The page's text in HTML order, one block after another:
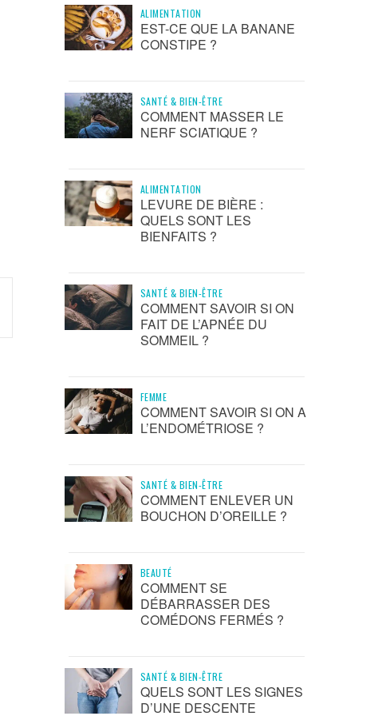
ALIMENTATION
EST-CE QUE LA BANANE
CONSTIPE ?
SANTÉ & BIEN-ÊTRE
COMMENT MASSER LE
NERF SCIATIQUE ?
ALIMENTATION
LEVURE DE BIÈRE :
QUELS SONT LES
BIENFAITS ?
SANTÉ & BIEN-ÊTRE
COMMENT SAVOIR SI ON
FAIT DE L’APNÉE DU
SOMMEIL ?
FEMME
COMMENT SAVOIR SI ON A
L’ENDOMÉTRIOSE ?
SANTÉ & BIEN-ÊTRE
COMMENT ENLEVER UN
BOUCHON D’OREILLE ?
BEAUTÉ
COMMENT SE
DÉBARRASSER DES
COMÉDONS FERMÉS ?
SANTÉ & BIEN-ÊTRE
QUELS SONT LES SIGNES
D’UNE DESCENTE